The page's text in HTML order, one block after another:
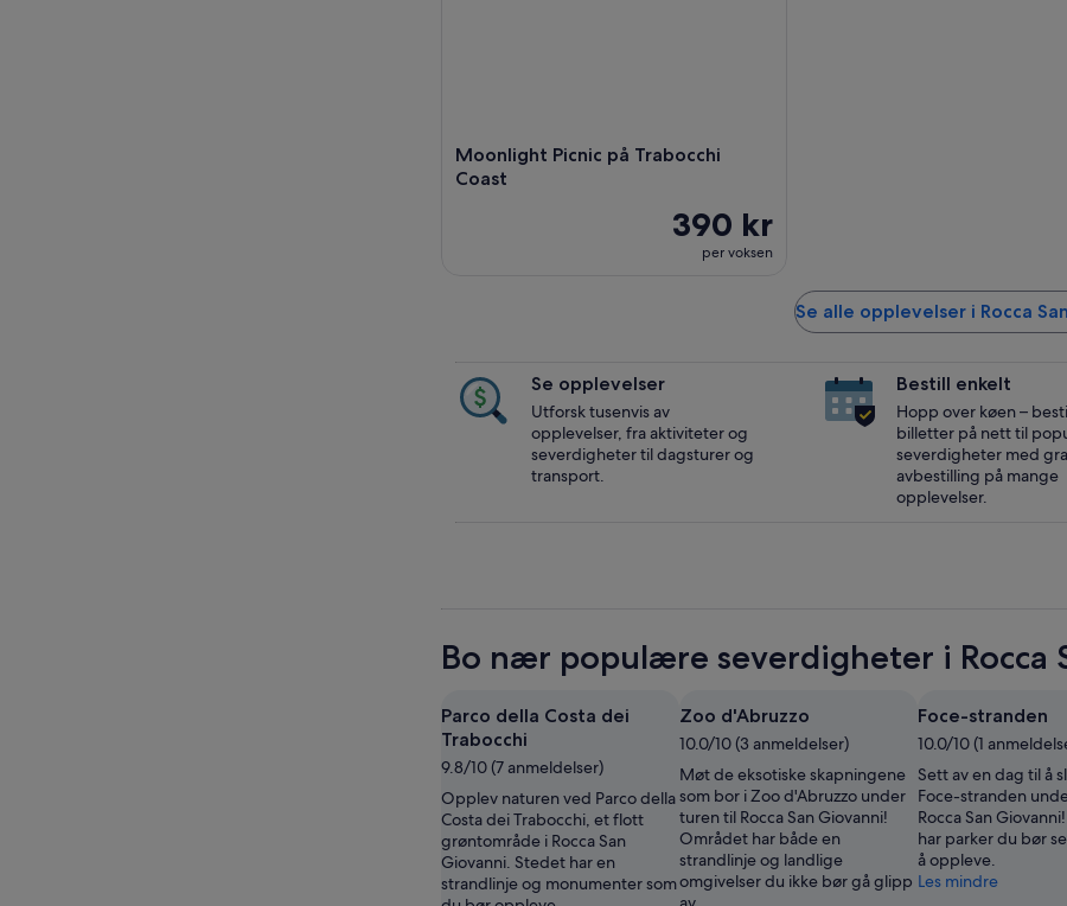
Moonlight Picnic på Trabocchi
Coast
390 kr
per voksen
Se alle opplevelser i Rocca
Se opplevelser
Utforsk tusenvis av
opplevelser, fra aktiviteter og
severdigheter til dagsturer og
transport.
Bestill enkelt
Hopp over køen –
billetter på nett til
severdigheter med
avbestilling på mange
opplevelser.
Bo nær populære severdigheter i Rocca
Parco della Costa dei
Trabocchi
9.8/10 (7 anmeldelser)
Opplev naturen ved Parco della
Costa dei Trabocchi, et flott
grøntområde i Rocca San
Giovanni. Stedet har en
strandlinje og monumenter som
Zoo d'Abruzzo
10.0/10 (3 anmeldelser)
Møt de eksotiske skapningene
som bor i Zoo d'Abruzzo under
turen til Rocca San Giovanni!
Området har både en
strandlinje og landlige
omgivelser du ikke bør gå glipp
Foce-stranden
10.0/10 (1
Sett av en dag til å
Foce-stranden
Rocca San
har parker du bør
å oppleve.
Les mindre